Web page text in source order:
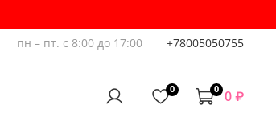
пн – пт. с 8:00 до 17:00 +78005050755
0 0 0 ₽